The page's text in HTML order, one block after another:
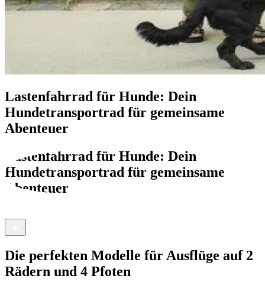
Lastenfahrrad für Hunde: Dein
Hundetransportrad für gemeinsame
Abenteuer
Lastenfahrrad für Hunde: Dein
Hundetransportrad für gemeinsame
Abenteuer
Die perfekten Modelle für Ausflüge auf 2
Rädern und 4 Pfoten